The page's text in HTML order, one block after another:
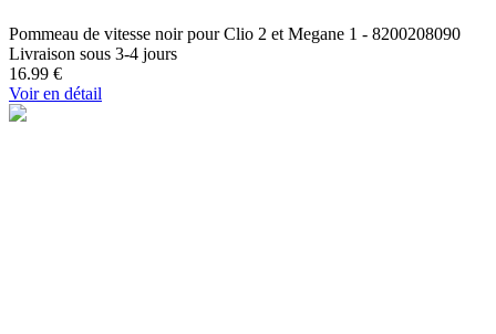
Pommeau de vitesse noir pour Clio 2 et Megane 1 - 8200208090
Livraison sous 3-4 jours
16.99 €
Voir en détail